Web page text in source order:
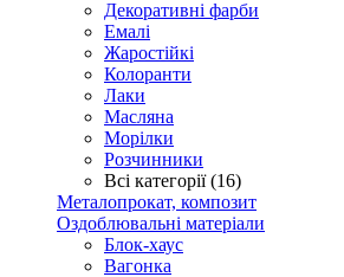
Декоративні фарби
Емалі
Жаростійкі
Колоранти
Лаки
Масляна
Морілки
Розчинники
Всі категорії (16)
Металопрокат, композит
Оздоблювальні матеріали
Блок-хаус
Вагонка